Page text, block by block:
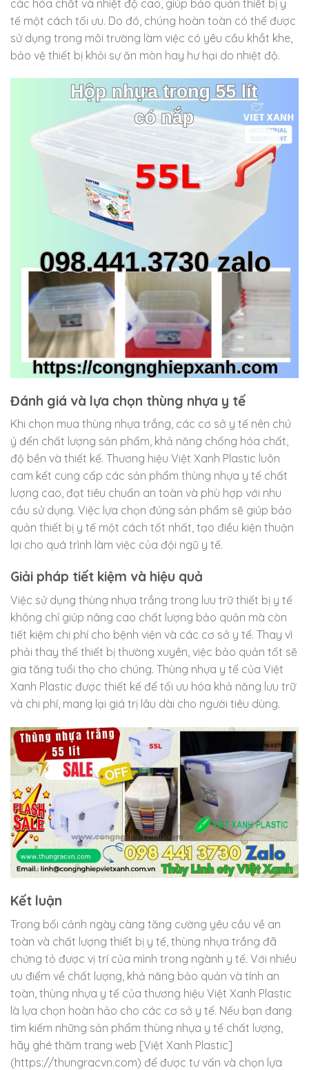
các hóa chất và nhiệt độ cao, giúp bảo quản thiết bị y
tế một cách tối ưu. Do đó, chúng hoàn toàn có thể được
sử dụng trong môi trường làm việc có yêu cầu khắt khe,
bảo vệ thiết bị khỏi sự ăn mòn hay hư hại do nhiệt độ.
Đánh giá và lựa chọn thùng nhựa y tế
Khi chọn mua thùng nhựa trắng, các cơ sở y tế nên chú
ý đến chất lượng sản phẩm, khả năng chống hóa chất,
độ bền và thiết kế. Thương hiệu Việt Xanh Plastic luôn
cam kết cung cấp các sản phẩm thùng nhựa y tế chất
lượng cao, đạt tiêu chuẩn an toàn và phù hợp với nhu
cầu sử dụng. Việc lựa chọn đúng sản phẩm sẽ giúp bảo
quản thiết bị y tế một cách tốt nhất, tạo điều kiện thuận
lợi cho quá trình làm việc của đội ngũ y tế.
Giải pháp tiết kiệm và hiệu quả
Việc sử dụng thùng nhựa trắng trong lưu trữ thiết bị y tế
không chỉ giúp nâng cao chất lượng bảo quản mà còn
tiết kiệm chi phí cho bệnh viện và các cơ sở y tế. Thay vì
phải thay thế thiết bị thường xuyên, việc bảo quản tốt sẽ
gia tăng tuổi thọ cho chúng. Thùng nhựa y tế của Việt
Xanh Plastic được thiết kế để tối ưu hóa khả năng lưu trữ
và chi phí, mang lại giá trị lâu dài cho người tiêu dùng.
Kết luận
Trong bối cảnh ngày càng tăng cường yêu cầu về an
toàn và chất lượng thiết bị y tế, thùng nhựa trắng đã
chứng tỏ được vị trí của mình trong ngành y tế. Với nhiều
ưu điểm về chất lượng, khả năng bảo quản và tính an
toàn, thùng nhựa y tế của thương hiệu Việt Xanh Plastic
là lựa chọn hoàn hảo cho các cơ sở y tế. Nếu bạn đang
tìm kiếm những sản phẩm thùng nhựa y tế chất lượng,
hãy ghé thăm trang web [Việt Xanh Plastic]
(https://thungracvn.com) để được tư vấn và chọn lựa